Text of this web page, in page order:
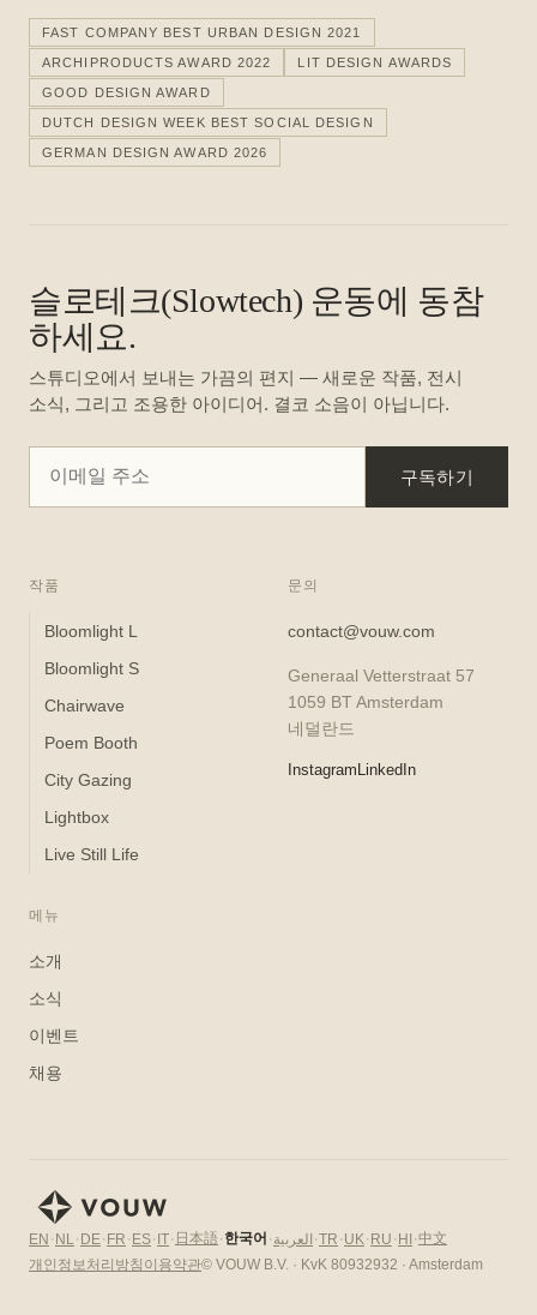
FAST COMPANY BEST URBAN DESIGN 2021
ARCHIPRODUCTS AWARD 2022 LIT DESIGN AWARDS
GOOD DESIGN AWARD
DUTCH DESIGN WEEK BEST SOCIAL DESIGN
GERMAN DESIGN AWARD 2026
슬로테크(Slowtech) 운동에 동참
하세요.
스튜디오에서 보내는 가끔의 편지 — 새로운 작품, 전시
소식, 그리고 조용한 아이디어. 결코 소음이 아닙니다.
구독하기
작품
Bloomlight L
Bloomlight S
Chairwave
Poem Booth
City Gazing
Lightbox
Live Still Life
메뉴
소개
소식
이벤트
채용
문의
contact@vouw.com
Generaal Vetterstraat 57
1059 BT Amsterdam
네덜란드
InstagramLinkedIn
EN · NL · DE · FR · ES· IT· 日本語 · 한국어 · العربية ·TR · UK · RU · HI ·中文
개인정보처리방침 이용약관© VOUW B.V. · KvK 80932932 · Amsterdam